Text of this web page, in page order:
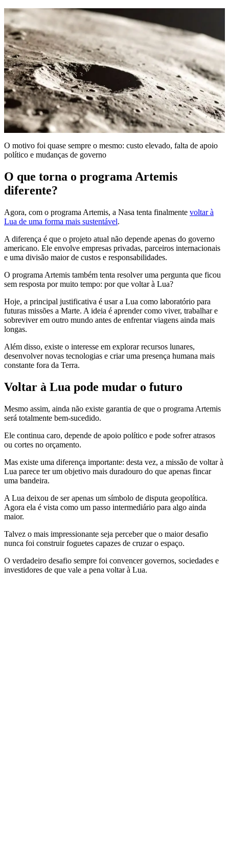
O motivo foi quase sempre o mesmo: custo elevado, falta de apoio
político e mudanças de governo
O que torna o programa Artemis
diferente?
Agora, com o programa Artemis, a Nasa tenta finalmente voltar à
Lua de uma forma mais sustentável.
A diferença é que o projeto atual não depende apenas do governo
americano. Ele envolve empresas privadas, parceiros internacionais
e uma divisão maior de custos e responsabilidades.
O programa Artemis também tenta resolver uma pergunta que ficou
sem resposta por muito tempo: por que voltar à Lua?
Hoje, a principal justificativa é usar a Lua como laboratório para
futuras missões a Marte. A ideia é aprender como viver, trabalhar e
sobreviver em outro mundo antes de enfrentar viagens ainda mais
longas.
Além disso, existe o interesse em explorar recursos lunares,
desenvolver novas tecnologias e criar uma presença humana mais
constante fora da Terra.
Voltar à Lua pode mudar o futuro
Mesmo assim, ainda não existe garantia de que o programa Artemis
será totalmente bem-sucedido.
Ele continua caro, depende de apoio político e pode sofrer atrasos
ou cortes no orçamento.
Mas existe uma diferença importante: desta vez, a missão de voltar à
Lua parece ter um objetivo mais duradouro do que apenas fincar
uma bandeira.
A Lua deixou de ser apenas um símbolo de disputa geopolítica.
Agora ela é vista como um passo intermediário para algo ainda
maior.
Talvez o mais impressionante seja perceber que o maior desafio
nunca foi construir foguetes capazes de cruzar o espaço.
O verdadeiro desafio sempre foi convencer governos, sociedades e
investidores de que vale a pena voltar à Lua.